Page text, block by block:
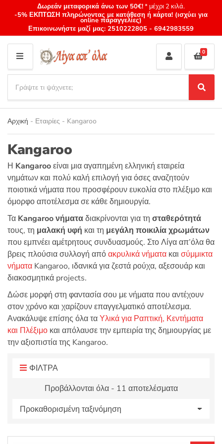
Δωρεάν μεταφορικά άνω των 50€!* μέχρι 2 κιλά.
-5% ΕΚΠΤΩΣΗ πληρώνοντας με κατάθεση ή κάρτα! (ισχύει για
online παραγγελίες)
Επικοινωνήστε μαζί μας: 2510222805 - 6942983559
M
E
N
U
Category
name
a
r
c
h
p
r
o
d
u
c
s
:
S
e
a
c
0
Αρχική - Εταιρίες - Kangaroo
Kangaroo
Η Kangarooείναι μια αγαπημένη ελληνική εταιρεία
νημάτων και πολύ καλή επιλογή για όσες αναζητούν
ποιοτικά νήματα που προσφέρουν ευκολία στο πλέξιμο και
όμορφο αποτέλεσμα σε κάθε δημιουργία.
Τα Kangaroo νήματαδιακρίνονται για τη σταθερότητά
τους, τη μαλακή υφή και τη μεγάλη ποικιλία χρωμάτων
που εμπνέει αμέτρητους συνδυασμούς. Στο Λίγα απ’όλα θα
βρεις πλούσια συλλογή απόακρυλικά νήματα και σύμμικτα
νήματα Kangaroo, ιδανικά για ζεστά ρούχα, αξεσουάρ και
διακοσμητικά projects.
Δώσε μορφή στη φαντασία σου με νήματα που αντέχουν
στον χρόνο και χαρίζουν επαγγελματικό αποτέλεσμα.
Ανακάλυψε επίσης όλα ταΥλικά για Ραπτική, Κεντήματα
και Πλέξιμο και απόλαυσε την εμπειρία της δημιουργίας με
την αξιοπιστία της Kangaroo.
ΦΙΛΤΡΑ
Προβάλλονται όλα - 11 αποτελέσματα